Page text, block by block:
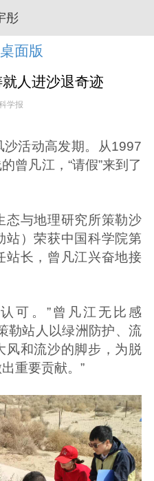
彤
面版
人进沙退奇迹
学报
活动高发期。从1997
曾凡江，“请假”来到了
态与地理研究所策勒沙
站）荣获中国科学院第
站长，曾凡江兴奋地接
可。”曾凡江无比感
勒站人以绿洲防护、流
风和流沙的脚步，为脱
重要贡献。”